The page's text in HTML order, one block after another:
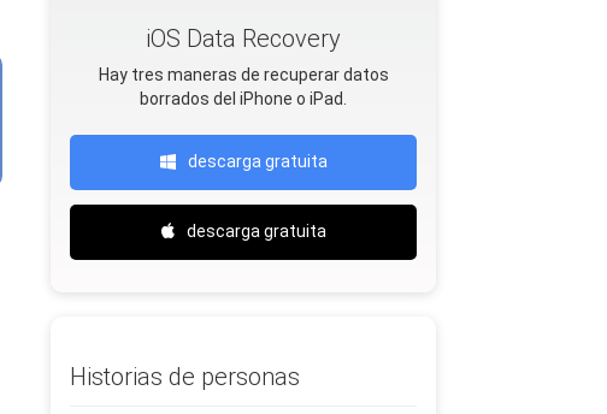
iOS Data Recovery
Hay tres maneras de recuperar datos
borrados del iPhone o iPad.
descarga gratuita
descarga gratuita
Historias de personas